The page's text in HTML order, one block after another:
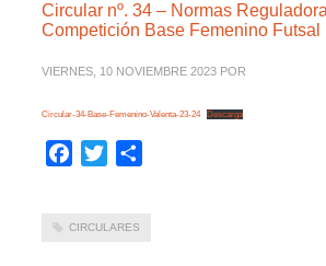
Circular nº. 34 – Normas
Competición Base Femenino Futsal
VIERNES, 10 NOVIEMBRE 2023 POR
Circular-34-Base-Femenino-Valenta-23-24 Descarga
Facebook
Twitter
CIRCULARES